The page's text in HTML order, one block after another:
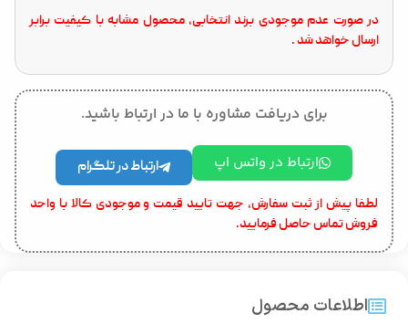
در صورت عدم موجودی برند انتخابی، محصول مشابه با کیفیت برابر
ارسال خواهد شد .
برای دریافت مشاوره با ما در ارتباط باشید.
ارتباط در واتس اپ ارتباط در تلگرام
لطفا پیش از ثبت سفارش، جهت تایید قیمت و موجودی کالا با واحد
فروش تماس حاصل فرمایید.
اطلاعات محصول